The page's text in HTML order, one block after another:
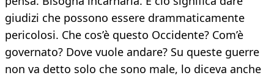
giudizi che possono essere drammaticamente
pericolosi. Che cos’è questo Occidente? Com’è
governato? Dove vuole andare? Su queste guerre
non va detto solo che sono male, lo diceva anche